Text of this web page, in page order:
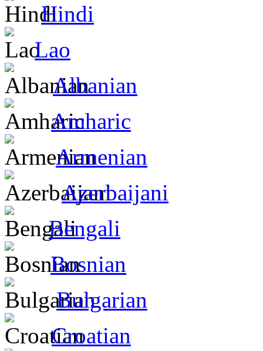
Hindi
Lao
Albanian
Amharic
Armenian
Azerbaijani
Bengali
Bosnian
Bulgarian
Croatian